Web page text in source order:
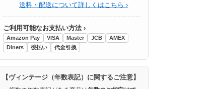
送料・配送について詳しくはこちら ›
ご利用可能なお支払い方法 ›
Amazon Pay VISA Master JCB
AMEX
Diners
後払い 代金引換
【ヴィンテージ（年数表記）に関するご注意】